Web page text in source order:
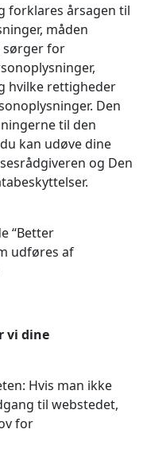
forklares årsagen til
måden
sørger for
hvilke rettigheder
Den
til den
kan udøve dine
og Den
“Better
udføres af
vi dine
Hvis man ikke
til webstedet,
for